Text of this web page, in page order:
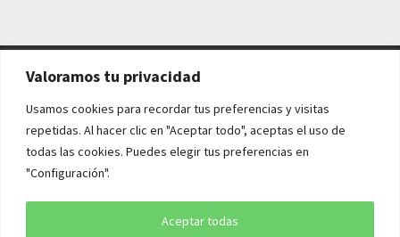
Valoramos tu privacidad
Usamos cookies para recordar tus preferencias y visitas
repetidas. Al hacer clic en "Aceptar todo", aceptas el uso de
todas las cookies. Puedes elegir tus preferencias en
"Configuración".
Aceptar todas
AVISO LEGAL Y POLÍTICAS
Aviso legal
Política de cookies